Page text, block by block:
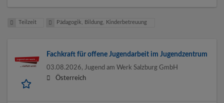
Teilzeit Pädagogik, Bildung, Kinderbetreuung
Fachkraft für offene Jugendarbeit im Jugendzentrum
03.08.2026, Jugend am Werk Salzburg GmbH
Österreich